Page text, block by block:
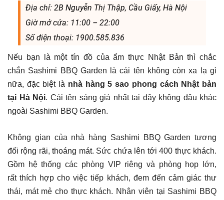
Địa chỉ: 2B Nguyễn Thị Thập, Cầu Giấy, Hà Nội
Giờ mở cửa: 11:00 – 22:00
Số điện thoại: 1900.585.836
Nếu bạn là một tín đồ của ẩm thực Nhật Bản thì chắc
chắn Sashimi BBQ Garden là cái tên không còn xa lạ gì
nữa, đặc biệt là nhà hàng 5 sao phong cách Nhật bản
tại Hà Nội. Cái tên sáng giá nhất tại đây không đâu khác
ngoài Sashimi BBQ Garden.
Không gian của nhà hàng Sashimi BBQ Garden tương
đối rộng rãi, thoáng mát. Sức chứa lên tới 400 thực khách.
Gồm hệ thống các phòng VIP riêng và phòng họp lớn,
rất thích hợp cho việc tiếp khách, đem đến cảm giác thư
thái, mát mẻ cho thực khách. Nhân viên tại Sashimi BBQ